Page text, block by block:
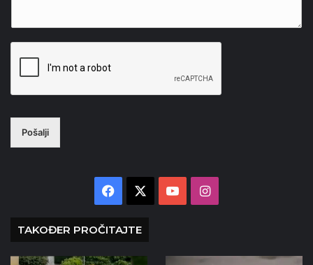
Pošalji
Facebook YouTubeInstagram
TAKOĐER PROČITAJTE